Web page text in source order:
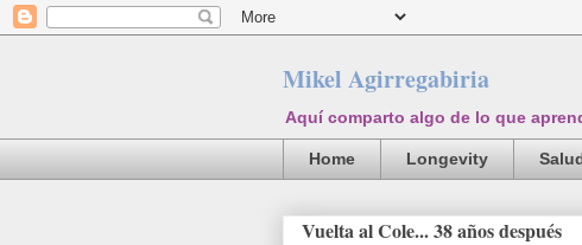
Mikel Agirregabiria
Aquí comparto algo de lo que
Home Longevity
Vuelta al Cole... 38 años después